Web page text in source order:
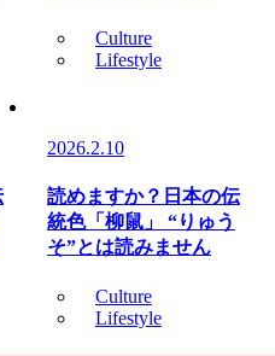
Culture
Lifestyle
2026.2.10
読めますか？日本の伝
統色「柳鼠」 “りゅう
そ”とは読みません
Culture
Lifestyle